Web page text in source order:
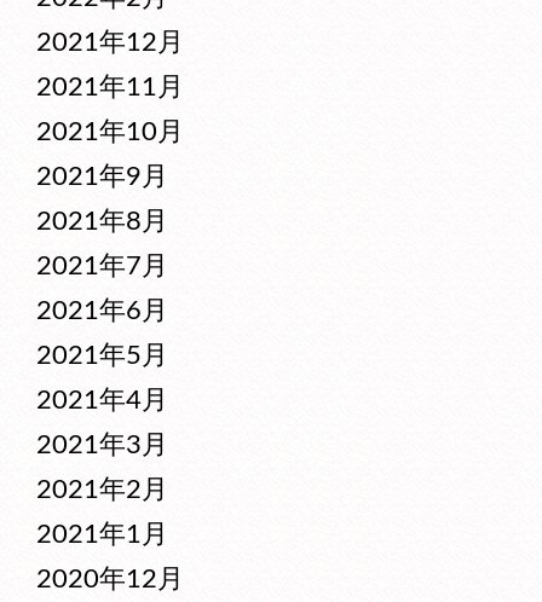
2021年12月
2021年11月
2021年10月
2021年9月
2021年8月
2021年7月
2021年6月
2021年5月
2021年4月
2021年3月
2021年2月
2021年1月
2020年12月